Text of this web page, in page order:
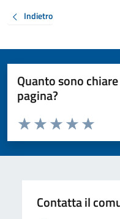
Indietro
Quanto sono
pagina?
Valuta da 1 a 5 stelle la pagina
Valuta 5
Valuta 4
Valuta 3 stelle
Valuta 2 stelle su 5
Valuta 1 stelle su 5
Contatta il